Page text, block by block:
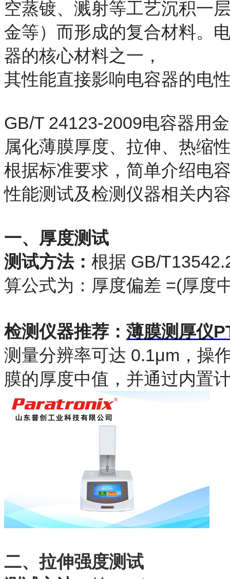
空蒸镀、溅射等工艺沉积一
金等）而形成的复合材料。
器的核心材料之一，
其性能直接影响电容器的电
GB/T 24123-2009电容器用
属化薄膜厚度、拉伸、热缩
根据标准要求，简单介绍电
性能测试及检测仪器相关内
一、厚度测试
测试方法： 根据 GB/
算公式为：厚度偏差 =(厚度
检测仪器推荐： 薄膜测厚仪
测量分辨率可达 0.1μm，操
膜的厚度中值，并通过内置
二、拉伸强度测试